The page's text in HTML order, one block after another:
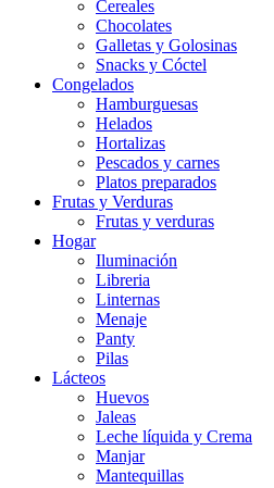
Cereales
Chocolates
Galletas y Golosinas
Snacks y Cóctel
Congelados
Hamburguesas
Helados
Hortalizas
Pescados y carnes
Platos preparados
Frutas y Verduras
Frutas y verduras
Hogar
Iluminación
Libreria
Linternas
Menaje
Panty
Pilas
Lácteos
Huevos
Jaleas
Leche líquida y Crema
Manjar
Mantequillas